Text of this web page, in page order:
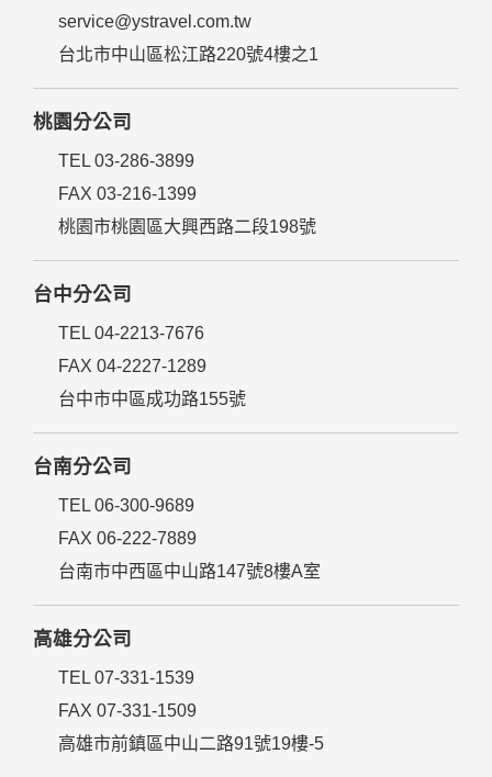
service@ystravel.com.tw
台北市中山區松江路220號4樓之1
桃園分公司
TEL 03-286-3899
FAX 03-216-1399
桃園市桃園區大興西路二段198號
台中分公司
TEL 04-2213-7676
FAX 04-2227-1289
台中市中區成功路155號
台南分公司
TEL 06-300-9689
FAX 06-222-7889
台南市中西區中山路147號8樓A室
高雄分公司
TEL 07-331-1539
FAX 07-331-1509
高雄市前鎮區中山二路91號19樓-5